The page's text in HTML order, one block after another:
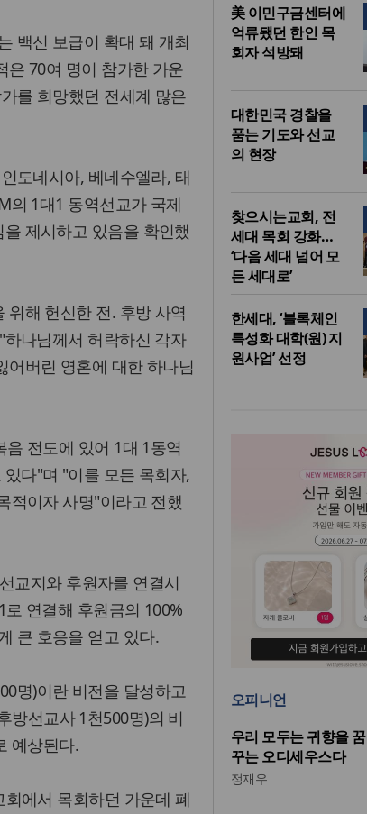
백신 보급이 확대 돼 개최
은 70여 명이 참가한 가운
를 희망했던 전세계 많은
도네시아, 베네수엘라, 태
의 1대1 동역선교가 국제
제시하고 있음을 확인했
해 헌신한 전. 후방 사역
나님께서 허락하신 각자
버린 영혼에 대한 하나님
전도에 있어 1대 1동역
다"며 "이를 모든 목회자,
적이자 사명"이라고 전했
교지와 후원자를 연결시
연결해 후원금의 100%
큰 호응을 얻고 있다.
명)이란 비전을 달성하고
방선교사 1천500명)의 비
예상된다.
에서 목회하던 가운데 폐
美 이민구금센터에
억류됐던 한인 목
회자 석방돼
대한민국 경찰을
품는 기도와 선교
의 현장
찾으시는교회, 전
세대 목회 강화…
‘다음 세대 넘어 모
든 세대로’
한세대, ‘블록체인
특성화 대학(원) 지
원사업’ 선정
오피니언
우리 모두는 귀향을 꿈
꾸는 오디세우스다
정재우